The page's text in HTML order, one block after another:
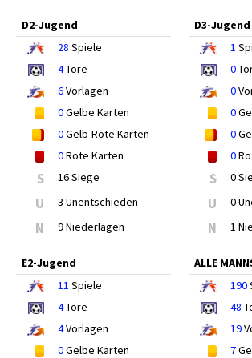
D2-Jugend
28 Spiele
4Tore
6Vorlagen
0Gelbe Karten
0Gelb-Rote Karten
0Rote Karten
S 16 Siege
U 3 Unentschieden
N 9 Niederlagen
D3-Jugend
1
0
0
0
0
0
S 0
U 0
N 1
E2-Jugend
11 Spiele
4Tore
4Vorlagen
0Gelbe Karten
ALLE
190
48
19
7